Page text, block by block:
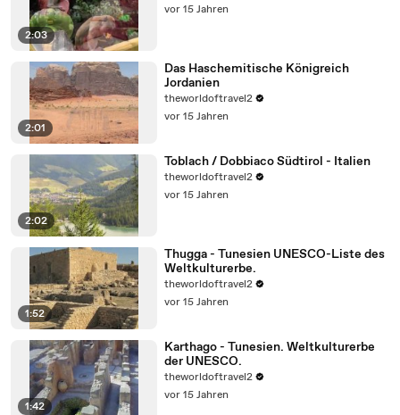
2:03
vor 15 Jahren
2:01
Das Haschemitische Königreich
Jordanien
theworldoftravel2
vor 15 Jahren
2:02
Toblach / Dobbiaco Südtirol - Italien
theworldoftravel2
vor 15 Jahren
1:52
Thugga - Tunesien UNESCO-Liste des
Weltkulturerbe.
theworldoftravel2
vor 15 Jahren
1:42
Karthago - Tunesien. Weltkulturerbe
der UNESCO.
theworldoftravel2
vor 15 Jahren